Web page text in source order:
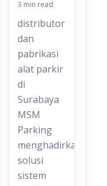
3 min read
distributor
dan
pabrikasi
alat parkir
di
Surabaya
MSM
Parking
menghadirkan
solusi
sistem